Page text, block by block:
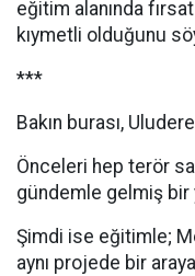
eğitim alanında
kıymetli olduğunu
***
Bakın burası,
Önceleri hep terör
gündemle gelmiş bir
Şimdi ise eğitimle;
aynı projede bir